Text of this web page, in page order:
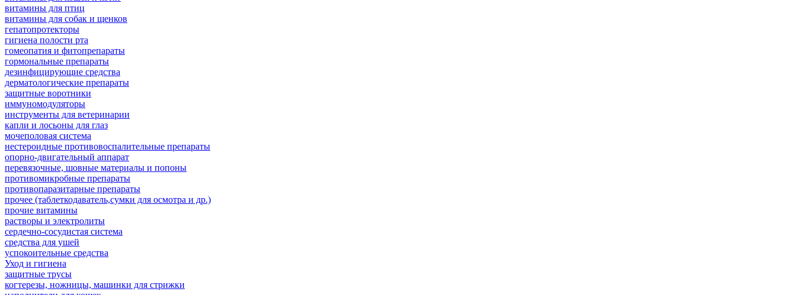
витамины для птиц
витамины для собак и щенков
гепатопротекторы
гигиена полости рта
гомеопатия и фитопрепараты
гормональные препараты
дезинфицирующие средства
дерматологические препараты
защитные воротники
иммуномодуляторы
инструменты для ветеринарии
капли и лосьоны для глаз
мочеполовая система
нестероидные противовоспалительные препараты
опорно-двигательный аппарат
перевязочные, шовные материалы и попоны
противомикробные препараты
противопаразитарные препараты
прочее (таблеткодаватель,сумки для осмотра и др.)
прочие витамины
растворы и электролиты
сердечно-сосудистая система
средства для ушей
успокоительные средства
Уход и гигиена
защитные трусы
когтерезы, ножницы, машинки для стрижки